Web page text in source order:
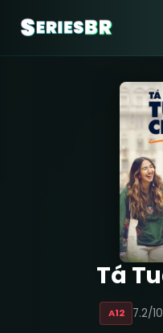
Tá
A12 7.2/10